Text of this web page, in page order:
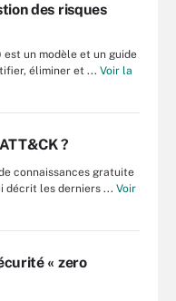
des risques
est un modèle et un guide
éliminer et ... Voir la
?
connaissances gratuite
décrit les derniers ... Voir
« zero